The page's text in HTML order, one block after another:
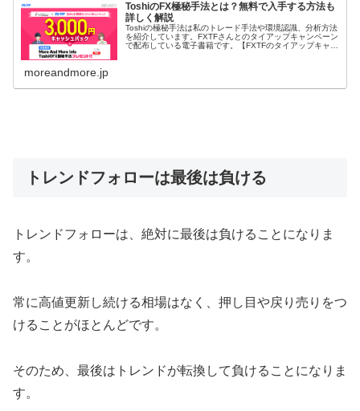
ToshiのFX極秘手法とは？無料で入手する方法も
詳しく解説
Toshiの極秘手法は私のトレード手法や環境認識、分析方法
を紹介しています。FXTFさんとのタイアップキャンペーン
で配布している電子書籍です。【FXTFのタイアップキャン
moreandmore.jp
トレンドフォローは最後は負ける
トレンドフォローは、絶対に最後は負けることになりま
す。
常に高値更新し続ける相場はなく、押し目や戻り売りをつ
けることがほとんどです。
そのため、最後はトレンドが転換して負けることになりま
す。